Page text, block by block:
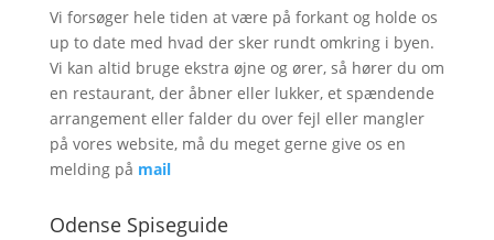
Vi forsøger hele tiden at være på forkant og holde os
up to date med hvad der sker rundt omkring i byen.
Vi kan altid bruge ekstra øjne og ører, så hører du om
en restaurant, der åbner eller lukker, et spændende
arrangement eller falder du over fejl eller mangler
på vores website, må du meget gerne give os en
melding på mail
Odense Spiseguide